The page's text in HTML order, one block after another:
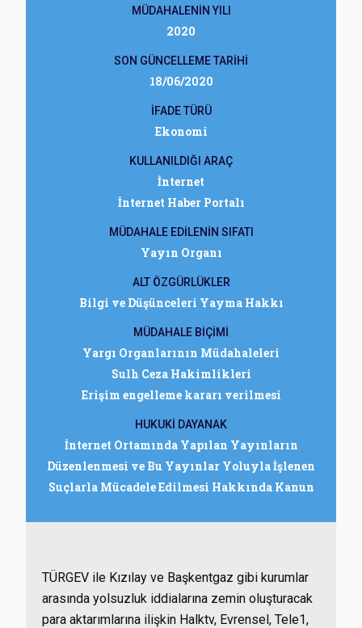
MÜDAHALENİN YILI
2020
SON GÜNCELLEME TARİHİ
18/06/2020
İFADE TÜRÜ
Ekonomi
KULLANILDIĞI ARAÇ
İnternet
İnternet Haber Portalı
MÜDAHALE EDİLENİN SIFATI
Yayın Organı
ALT ÖZGÜRLÜKLER
Bilgi ve Düşünceleri Yayma Hakkı
MÜDAHALE BİÇİMİ
Yargı Organlarının Müdahaleleri
Sulh Ceza Hakimlikleri
Erişim engelleme kararı verilmesi
HUKUKİ DAYANAK
İnternet Ortamında Yapılan Yayınların
Düzenlenmesi ve Bu Yayınlar Yoluyla İşlenen
Suçlarla Mücadele Edilmesi Hakkında Kanun
TÜRGEV ile Kızılay ve Başkentgaz gibi kurumlar
arasında yolsuzluk iddialarına zemin oluşturacak
para aktarımlarına ilişkin Halktv, Evrensel, Tele1,